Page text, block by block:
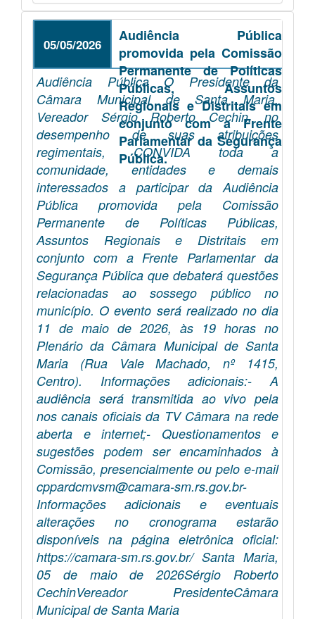
05/05/2026
Audiência Pública
promovida pela Comissão
Permanente de Políticas
Públicas, Assuntos
Regionais e Distritais em
conjunto com a Frente
Parlamentar da Segurança
Pública.
Audiência Pública O Presidente da
Câmara Municipal de Santa Maria,
Vereador Sérgio Roberto Cechin, no
desempenho de suas atribuições
regimentais, CONVIDA toda a
comunidade, entidades e demais
interessados a participar da Audiência
Pública promovida pela Comissão
Permanente de Políticas Públicas,
Assuntos Regionais e Distritais em
conjunto com a Frente Parlamentar da
Segurança Pública que debaterá questões
relacionadas ao sossego público no
município. O evento será realizado no dia
11 de maio de 2026, às 19 horas no
Plenário da Câmara Municipal de Santa
Maria (Rua Vale Machado, nº 1415,
Centro). Informações adicionais:- A
audiência será transmitida ao vivo pela
nos canais oficiais da TV Câmara na rede
aberta e internet;- Questionamentos e
sugestões podem ser encaminhados à
Comissão, presencialmente ou pelo e-mail
cppardcmvsm@camara-sm.rs.gov.br-
Informações adicionais e eventuais
alterações no cronograma estarão
disponíveis na página eletrônica oficial:
https://camara-sm.rs.gov.br/ Santa Maria,
05 de maio de 2026Sérgio Roberto
CechinVereador PresidenteCâmara
Municipal de Santa Maria